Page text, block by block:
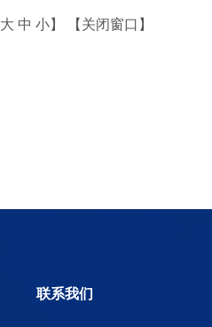
大 中 小】 【 关闭窗口 】
联系我们